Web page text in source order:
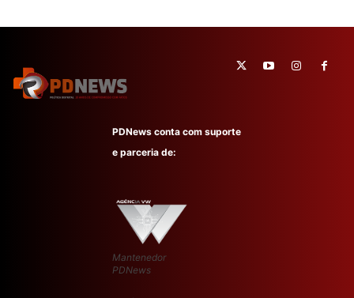
PDNews conta com suporte
e parceria de:
Mantenedor
PDNews